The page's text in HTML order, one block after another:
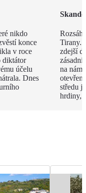
nikdo
konce
v roce
diktátor
účelu
Dnes
Tirany.
zdejší
na
středu
hrdiny,